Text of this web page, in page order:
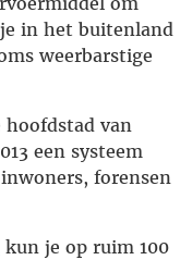
in het buitenland
weerbarstige
hoofdstad van
een systeem
forensen
kun je op ruim 100